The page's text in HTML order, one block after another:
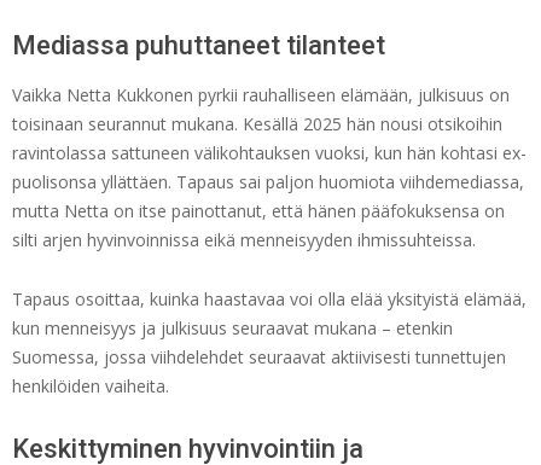
Mediassa puhuttaneet tilanteet
Vaikka Netta Kukkonen pyrkii rauhalliseen elämään, julkisuus on
toisinaan seurannut mukana. Kesällä 2025 hän nousi otsikoihin
ravintolassa sattuneen välikohtauksen vuoksi, kun hän kohtasi ex-
puolisonsa yllättäen. Tapaus sai paljon huomiota viihdemediassa,
mutta Netta on itse painottanut, että hänen pääfokuksensa on
silti arjen hyvinvoinnissa eikä menneisyyden ihmissuhteissa.
Tapaus osoittaa, kuinka haastavaa voi olla elää yksityistä elämää,
kun menneisyys ja julkisuus seuraavat mukana – etenkin
Suomessa, jossa viihdelehdet seuraavat aktiivisesti tunnettujen
henkilöiden vaiheita.
Keskittyminen hyvinvointiin ja